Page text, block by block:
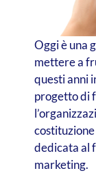
Oggi è una
mettere a
questi anni
progetto di
costituzione
dedicata al
marketing.